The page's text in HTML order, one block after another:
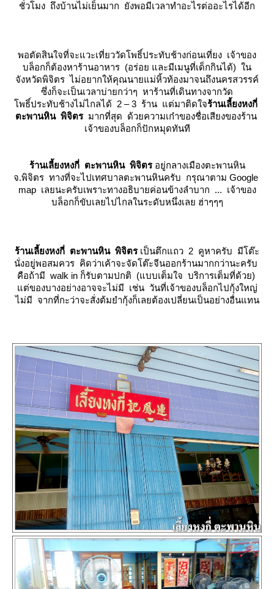
ชั่วโมง ถึงบ้านไม่เย็นมาก ยังพอมีเวลาทำอะไรต่ออะไรได้อีก
พอตัดสินใจที่จะแวะเที่ยววัดโพธิ์ประทับช้างก่อนเที่ยง เจ้าของ
บล็อกก็ต้องหาร้านอาหาร (อร่อย และมีเมนูที่เด็กกินได้) ใน
จังหวัดพิจิตร ไม่อยากให้คุณนายแม่หิ้วท้องมาจนถึงนครสวรรค์
ซึ่งก็จะเป็นเวลาบ่ายกว่าๆ หาร้านที่เดินทางจากวัด
พธิ์ประทับช้างไม่ไกลได้ 2 – 3 ร้าน แต่มาติดใจร้านเลี้ยงหงกี่
ตะพานหิน พิจิตร มากที่สุด ด้วยความเก๋าของชื่อเสียงของร้าน
เจ้าของบล็อกก็ปักหมุดทันที
ร้านเลี้ยงหงกี่ ตะพานหิน พิจิตรอยู่กลางเมืองตะพานหิน
จ.พิจิตร ทางที่จะไปเทศบาลตะพานหินครับ กรุณาตาม Google
map เลยนะครับเพราะทางอธิบายค่อนข้างลำบาก ... เจ้าของ
บล็อกก็ขับเลยไปไกลในระดับหนึ่งเลย ฮ่าๆๆๆ
ร้านเลี้ยงหงกี่ ตะพานหิน พิจิตรเป็นตึกแถว 2 คูหาครับ มีโต๊ะ
นั่งอยู่พอสมควร คิดว่าเค้าจะจัดโต๊ะจีนออกร้านมากกว่านะครับ
คือถ้ามี walk in ก็รับตามปกติ (แบบเต็มใจ บริการเต็มที่ด้วย)
ต่ของบางอย่างอาจจะไม่มี เช่น วันที่เจ้าของบล็อกไปกุ้งใหญ่
ไม่มี จากที่กะว่าจะสั่งต้มยำกุ้งก็เลยต้องเปลี่ยนเป็นอย่างอื่นแทน